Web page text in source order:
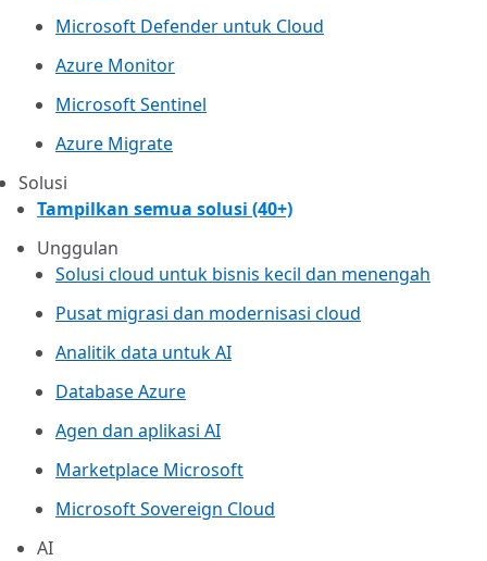
Microsoft Defender untuk Cloud
Azure Monitor
Microsoft Sentinel
Azure Migrate
Solusi
Tampilkan semua solusi (40+)
Unggulan
Solusi cloud untuk bisnis kecil dan menengah
Pusat migrasi dan modernisasi cloud
Analitik data untuk AI
Database Azure
Agen dan aplikasi AI
Marketplace Microsoft
Microsoft Sovereign Cloud
AI